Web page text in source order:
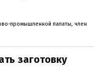
промышленной палаты, член
заготовку